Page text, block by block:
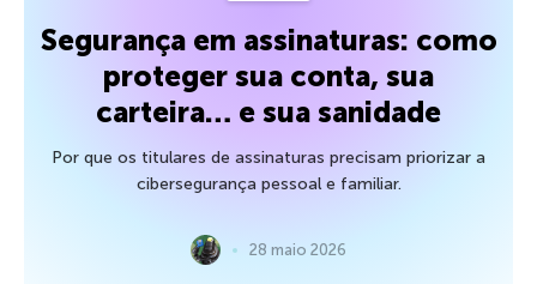
Segurança em assinaturas: como
proteger sua conta, sua
carteira… e sua sanidade
Por que os titulares de assinaturas precisam priorizar a
cibersegurança pessoal e familiar.
28 maio 2026